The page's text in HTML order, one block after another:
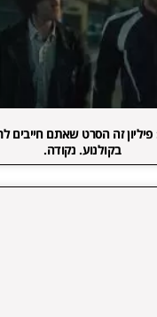
זה הסרט שאתם חייבים
בקולנוע. נקודה.